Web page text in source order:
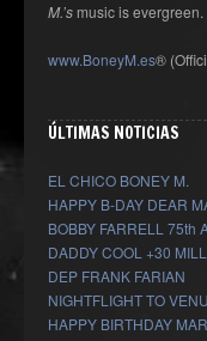
M.’s music is evergreen.
www.BoneyM.es®
ÚLTIMAS NOTICIAS
EL CHICO BONEY M.
HAPPY B-DAY DEAR
BOBBY FARRELL 75th
DADDY COOL +30
DEP FRANK FARIAN
NIGHTFLIGHT TO
HAPPY BIRTHDAY